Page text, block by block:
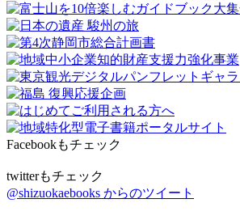
Facebookもチェック
twitterもチェック
@shizuokaebooks からのツイート